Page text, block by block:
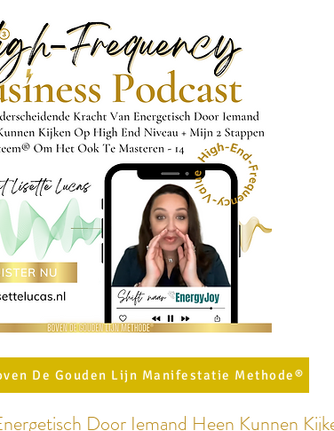
De Gouden Lijn Manifestatie Methode®
Door Iemand Heen Kunnen